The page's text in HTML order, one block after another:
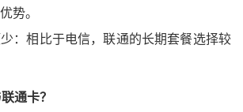
势。
：相比于电信，联通的长期套餐选择较
通卡？